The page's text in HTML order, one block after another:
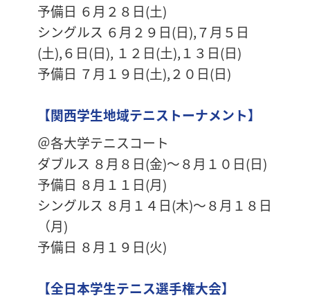
予備日 ６月２８日(土)
シングルス ６月２９日(日),７月５日
(土),６日(日), １２日(土),１３日(日)
予備日 ７月１９日(土),２０日(日)
【関西学生地域テニストーナメント】
＠各大学テニスコート
ダブルス ８月８日(金)～８月１０日(日)
予備日 ８月１１日(月)
シングルス ８月１４日(木)～８月１８日
（月)
予備日 ８月１９日(火)
【全日本学生テニス選手権大会】